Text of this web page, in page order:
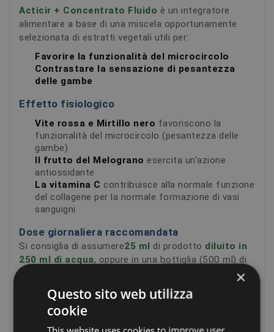
Acticir + Concentrato Fluido è un integratore
alimentare a base di una miscela opportunamente
selezionata di estratti vegetali utili per:
Favorire la funzionalità del microcircolo
Contrastare la sensazione di pesantezza
delle gambe
Effetto fisiologico
Vite rossa e Mirtillo nero favoriscono la
funzionalità del microcircolo (pesantezza delle
gambe)
Il frutto del Melograno esercita un'azione
antiossidante
La vitamina C contribuisce alla normale funzione
del collagene per la normale formazione di vasi
sanguigni
Dose giornaliera raccomandata
Si consiglia di assumere25 ml di prodotto diluito in
250 ml di acqua, oppure in una bottiglia (500 ml) di
dell'uso. Una volta aperto conservare in frigorifero.
Eventuale formazione di precipitati, sospendibili per
agitazione, sono legati alla normale variabilità degli
ingredienti di origine naturale e non sono indice di
×
Questo sito web utilizza
cookie